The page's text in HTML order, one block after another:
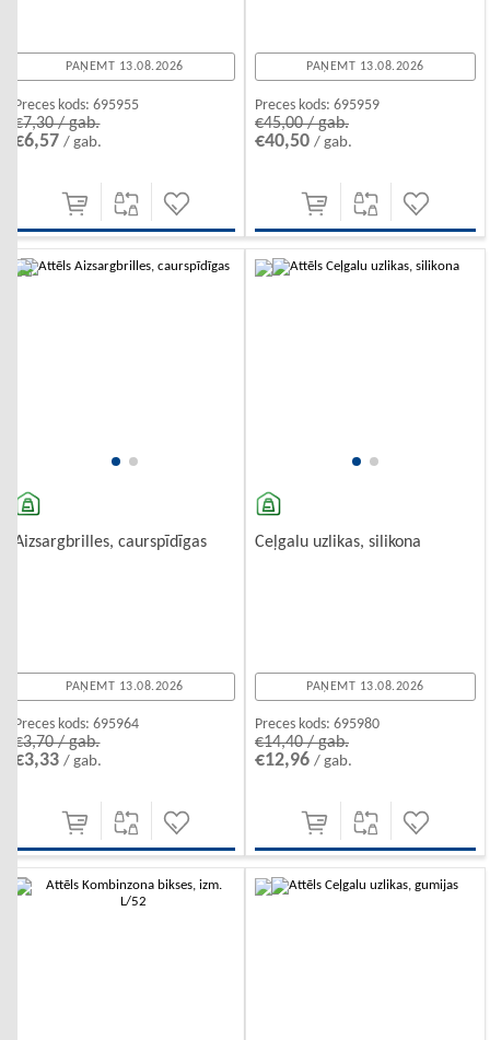
PAŅEMT 13.08.2026
Preces kods: 695955
€7,30 / gab.
€6,57/ gab.
PAŅEMT 13.08.2026
Preces kods: 695959
€45,00 / gab.
€40,50 / gab.
Aizsargbrilles, caurspīdīgas
PAŅEMT 13.08.2026
Preces kods: 695964
€3,70 / gab.
€3,33/ gab.
Ceļgalu uzlikas, silikona
PAŅEMT 13.08.2026
Preces kods: 695980
€14,40 / gab.
€12,96 / gab.